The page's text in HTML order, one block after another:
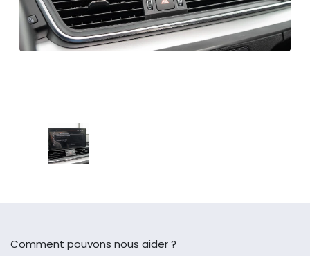
Comment pouvons nous aider ?